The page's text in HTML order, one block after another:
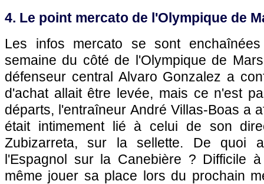
4. Le point mercato de l'Olympique de
Les infos mercato se sont
semaine du côté de l'Olympique de
défenseur central Alvaro Gonzalez a
d'achat allait être levée, mais ce n'est
départs, l'entraîneur André Villas-Boas a
était intimement lié à celui de son
Zubizarreta, sur la sellette. De quoi
l'Espagnol sur la Canebière ? Difficile
même jouer sa place lors du prochain